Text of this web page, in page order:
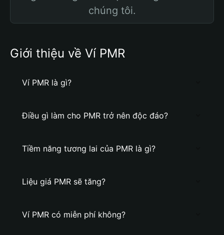
chúng tôi.
Giới thiệu về Ví PMR
Ví PMR là gì?
Điều gì làm cho PMR trở nên độc đáo?
Tiềm năng tương lai của PMR là gì?
Liệu giá PMR sẽ tăng?
Ví PMR có miễn phí không?